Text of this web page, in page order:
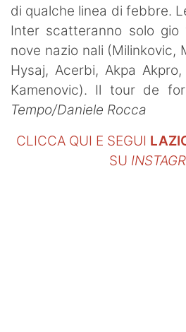
di qualche linea di febbre.
Inter scatteranno solo
nove nazio nali (Milinkovic,
Hysaj, Acerbi, Akpa
Kamenovic). Il tour de
Tempo/Daniele Rocca
CLICCA QUI E SEGUI
SU